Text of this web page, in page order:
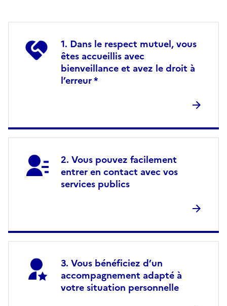
Dans le respect mutuel, vous
êtes accueillis avec
bienveillance et avez le droit à
l’erreur *
Vous pouvez facilement
entrer en contact avec vos
services publics
Vous bénéficiez d’un
accompagnement adapté à
votre situation personnelle